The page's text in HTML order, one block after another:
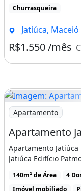
Piscina
Salão De
Imóvel novo
Churrasqueira
Jatiúca, Maceió
R$1.550 /mês
Imagem:
Apartamento
Apartamento
Apartamento Jatiúca
Jatiúca Edifício
140m² de Área 4